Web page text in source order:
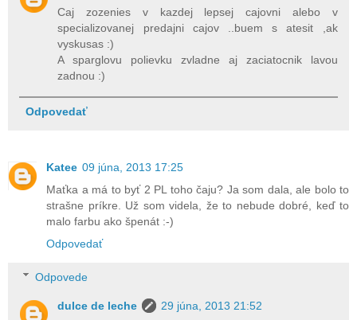
Caj zozenies v kazdej lepsej cajovni alebo v
specializovanej predajni cajov ..buem s atesit ,ak
vyskusas :)
A sparglovu polievku zvladne aj zaciatocnik lavou
zadnou :)
Odpovedať
Katee 09 júna, 2013 17:25
Maťka a má to byť 2 PL toho čaju? Ja som dala, ale bolo to
strašne príkre. Už som videla, že to nebude dobré, keď to
malo farbu ako špenát :-)
Odpovedať
Odpovede
dulce de leche
29 júna, 2013 21:52